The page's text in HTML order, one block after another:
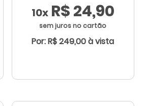
10x R$ 24,90
sem juros no cartão
Por: R$ 249,00 à vista